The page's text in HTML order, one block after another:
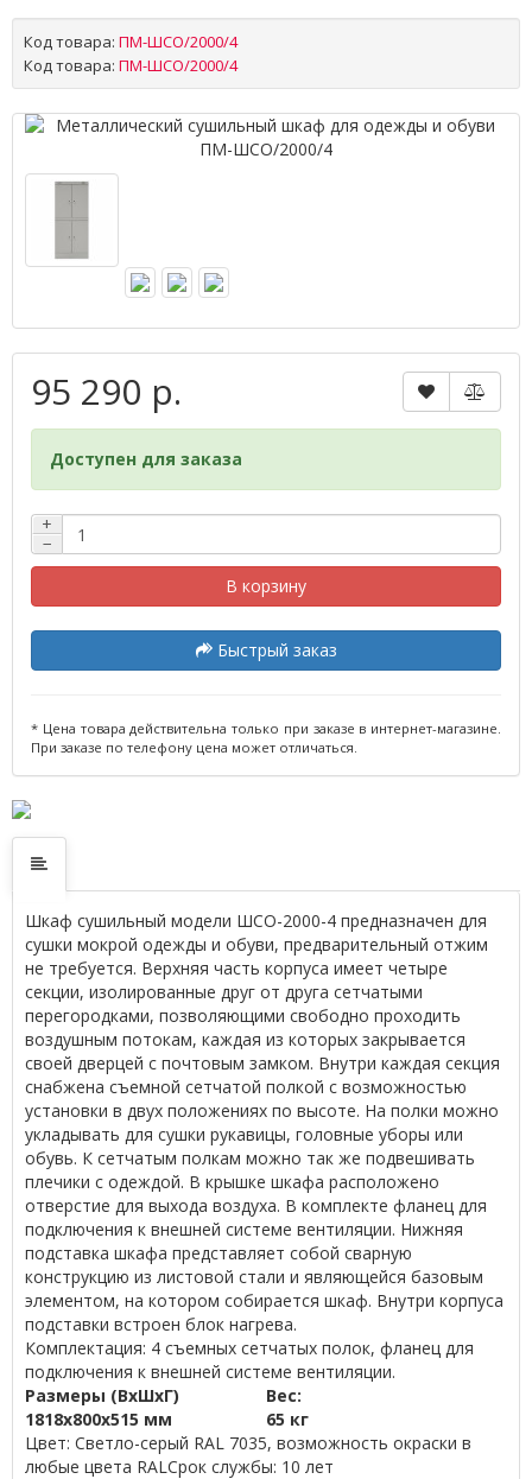
Код товара: ПМ-ШСО/2000/4
Код товара: ПМ-ШСО/2000/4
95 290 р.
Доступен для заказа
+
−
В корзину
Быстрый заказ
* Цена товара действительна только при заказе в интернет-магазине.
При заказе по телефону цена может отличаться.
Шкаф сушильный модели ШСО-2000-4 предназначен для
сушки мокрой одежды и обуви, предварительный отжим
не требуется. Верхняя часть корпуса имеет четыре
секции, изолированные друг от друга сетчатыми
перегородками, позволяющими свободно проходить
воздушным потокам, каждая из которых закрывается
своей дверцей с почтовым замком. Внутри каждая секция
снабжена съемной сетчатой полкой с возможностью
установки в двух положениях по высоте. На полки можно
укладывать для сушки рукавицы, головные уборы или
обувь. К сетчатым полкам можно так же подвешивать
плечики с одеждой. В крышке шкафа расположено
отверстие для выхода воздуха. В комплекте фланец для
подключения к внешней системе вентиляции. Нижняя
подставка шкафа представляет собой сварную
конструкцию из листовой стали и являющейся базовым
элементом, на котором собирается шкаф. Внутри корпуса
подставки встроен блок нагрева.
Комплектация: 4 съемных сетчатых полок, фланец для
подключения к внешней системе вентиляции.
Размеры (ВхШхГ)
Вес:
1818х800х515 мм
65 кг
Цвет: Светло-серый RAL 7035, возможность окраски в
любые цвета RALCрок службы: 10 лет